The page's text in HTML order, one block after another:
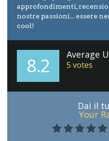
approfondimenti,
nostre passioni... essere
cool!
8.2 Average
5 votes
Dai il
Your